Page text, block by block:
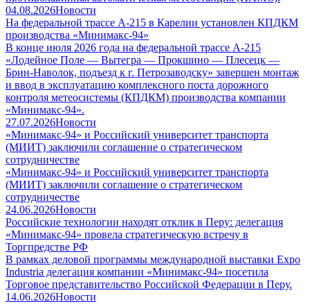
04.08.2026Новости
На федеральной трассе А-215 в Карелии установлен КПДКМ
производства «Минимакс-94»
В конце июля 2026 года на федеральной трассе А-215
«Лодейное Поле — Вытегра — Прокшино — Плесецк —
Брин-Наволок, подъезд к г. Петрозаводску» завершен монтаж
и ввод в эксплуатацию комплексного поста дорожного
контроля метеосистемы (КПДКМ) производства компании
«Минимакс-94».
27.07.2026Новости
«Минимакс-94» и Российский университет транспорта
(МИИТ) заключили соглашение о стратегическом
сотрудничестве
«Минимакс-94» и Российский университет транспорта
(МИИТ) заключили соглашение о стратегическом
сотрудничестве
24.06.2026Новости
Российские технологии находят отклик в Перу: делегация
«Минимакс-94» провела стратегическую встречу в
Торгпредстве РФ
В рамках деловой программы международной выставки Expo
Industria делегация компании «Минимакс-94» посетила
Торговое представительство Российской Федерации в Перу.
14.06.2026Новости